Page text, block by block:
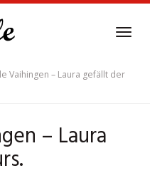
Vaihingen – Laura gefällt der
– Laura